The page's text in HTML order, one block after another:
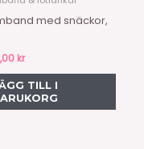
med snäckor,
kr
TILL I